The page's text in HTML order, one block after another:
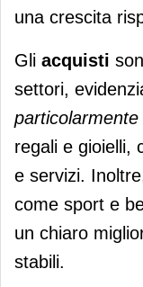
una crescita
Gli acquisti
settori,
regali e gioielli,
e servizi.
come sport e
un chiaro
stabili.